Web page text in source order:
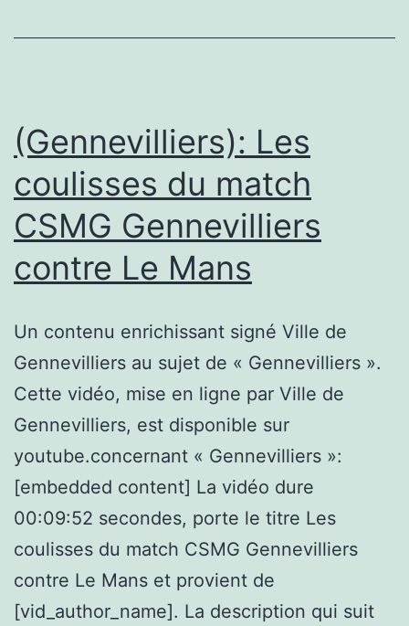
THE
(Gennevilliers): Les
coulisses du match
CSMG Gennevilliers
contre Le Mans
Un contenu enrichissant signé Ville de
Gennevilliers au sujet de « Gennevilliers ».
Cette vidéo, mise en ligne par Ville de
Gennevilliers, est disponible sur
youtube.concernant « Gennevilliers »:
[embedded content] La vidéo dure
00:09:52 secondes, porte le titre Les
coulisses du match CSMG Gennevilliers
contre Le Mans et provient de
[vid_author_name]. La description qui suit